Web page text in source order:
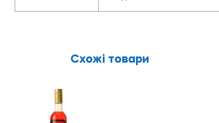
Схожі товари